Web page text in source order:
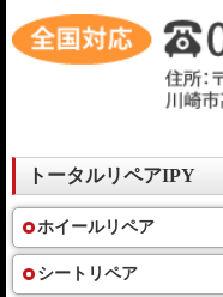
トータルリペアIPY
ホイールリペア
シートリペア